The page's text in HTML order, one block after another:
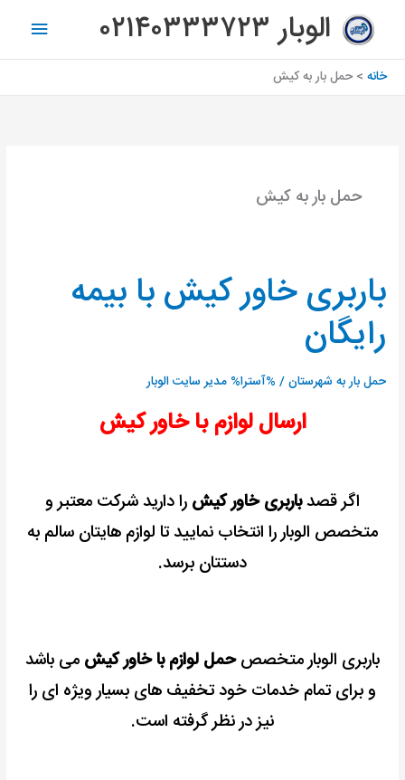
محتوا
الوبار ۰۲۱۴۰۳۳۳۷۲۳
اصلی
خانه حمل بار به كيش
حمل بار به كيش
باربری خاور کیش با بیمه
رایگان
حمل بار به شهرستان/ %آسترا% مدیر سایت الوبار
ارسال لوازم با خاور کیش
اگر قصدباربری خاور کیش را دارید شرکت معتبر و
متخصص الوبار را انتخاب نمایید تا لوازم هایتان سالم به
دستتان برسد.
باربری الوبار متخصصحمل لوازم با خاور کیش می باشد
و برای تمام خدمات خود تخفیف های بسیار ویژه ای را
نیز در نظر گرفته است.
باربری
خاور
کیش
با
بیمه
رایگان